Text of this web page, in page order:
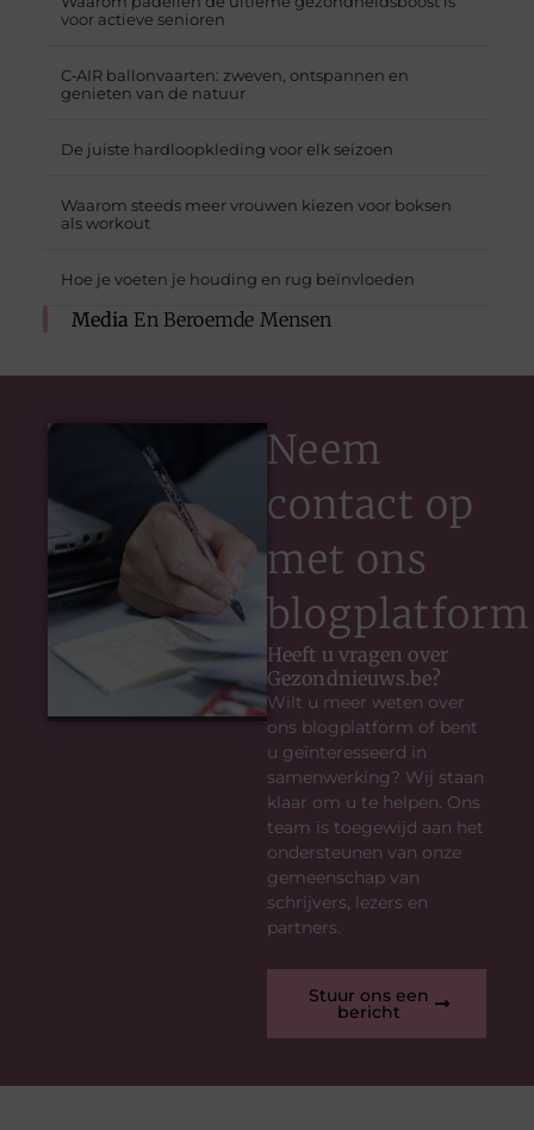
voor actieve senioren
C‑AIR ballonvaarten: zweven, ontspannen en
genieten van de natuur
De juiste hardloopkleding voor elk seizoen
Waarom steeds meer vrouwen kiezen voor boksen
als workout
Hoe je voeten je houding en rug beïnvloeden
Media En Beroemde Mensen
Neem
contact op
met ons
blogplatform
Heeft u vragen over
Gezondnieuws.be?
Wilt u meer weten over
ons blogplatform of bent
u geïnteresseerd in
samenwerking? Wij staan
klaar om u te helpen. Ons
team is toegewijd aan het
ondersteunen van onze
gemeenschap van
schrijvers, lezers en
partners.
Stuur ons een
bericht